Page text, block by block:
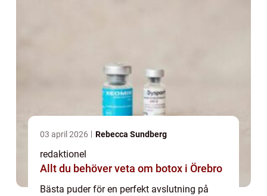
03 april 2026 Rebecca Sundberg
redaktionel
Allt du behöver veta om botox i Örebro
Bästa puder för en perfekt avslutning på